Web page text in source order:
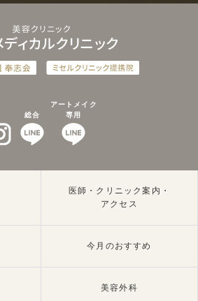
インスタグラム
総合
LINEat
アートメイク
専用
医師・クリニック案内・
アクセス
今月のおすすめ
美容外科